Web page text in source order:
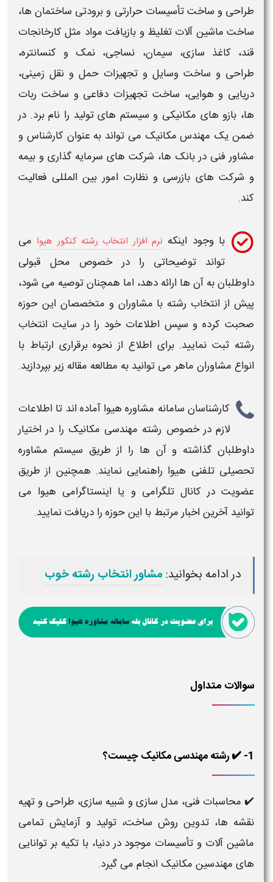
طراحی و ساخت تأسیسات حرارتی و برودتی ساختمان ها،
ساخت ماشین آلات تغلیظ و بازیافت مواد مثل کارخانجات
قند، کاغذ سازی، سیمان، نساجی، نمک و کنسانتره،
طراحی و ساخت وسایل و تجهیزات حمل و نقل زمینی،
دریایی و هوایی، ساخت تجهیزات دفاعی و ساخت ربات
ها، بازو های مکانیکی و سیستم های تولید را نام برد. در
ضمن یک مهندس مکانیک می تواند به عنوان کارشناس و
مشاور فنی در بانک ها، شرکت های سرمایه گذاری و بیمه
و شرکت های بازرسی و نظارت امور بین المللی فعالیت
کند.
با وجود اینکه نرم افزار انتخاب رشته کنکور هیوا می
تواند توضیحاتی را در خصوص محل قبولی
داوطلبان به آن ها ارائه دهد، اما همچنان توصیه می شود،
پیش از انتخاب رشته با مشاوران و متخصصان این حوزه
صحبت کرده و سپس اطلاعات خود را در سایت انتخاب
رشته ثبت نمایید. برای اطلاع از نحوه برقراری ارتباط با
انواع مشاوران ماهر می توانید به مطالعه مقاله زیر بپردازید.
کارشناسان سامانه مشاوره هیوا آماده اند تا اطلاعات
لازم در خصوص رشته مهندسی مکانیک را در اختیار
داوطلبان گذاشته و آن ها را از طریق سیستم مشاوره
تحصیلی تلفنی هیوا راهنمایی نمایند. همچنین از طریق
عضویت در کانال تلگرامی و یا اینستاگرامی هیوا می
توانید آخرین اخبار مرتبط با این حوزه را دریافت نمایید.
در ادامه بخوانید:مشاور انتخاب رشته خوب
سوالات متداول
1- ✔️ رشته مهندسی مکانیک چیست؟
✔️ محاسبات فنی، مدل سازی و شبیه سازی، طراحی و تهیه
نقشه ها، تدوین روش ساخت، تولید و آزمایش تمامی
ماشین آلات و تأسیسات موجود در دنیا، با تکیه بر توانایی
های مهندسین مکانیک انجام می گیرد.